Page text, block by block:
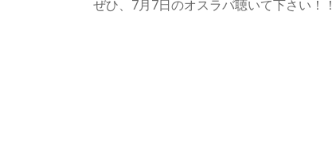
ぜひ、7月7日のオスラバ聴いて下さい！！